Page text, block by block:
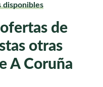
disponibles
de
otras
A Coruña